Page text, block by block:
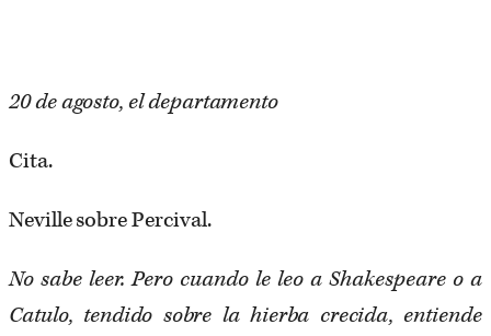
20 de agosto, el departamento
Cita.
Neville sobre Percival.
No sabe leer. Pero cuando le leo a Shakespeare o a
Catulo, tendido sobre la hierba crecida, entiende